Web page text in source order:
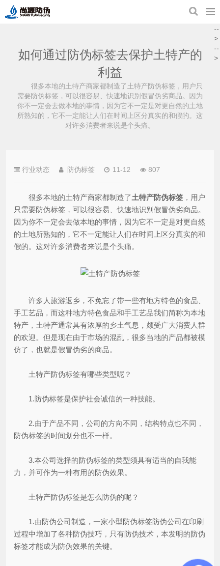
如何通过防伪标签去保护土特产的
利益
很多本地的土特产商家都制造了土特产防伪标签，用户只
需要防伪标签，可以很容易、快速地识别假冒伪劣商品。因为
你不一定会去做本地的事情，因为它不一定是对更自然的土地
所熟知的，它不一定能让人们在时间上区分真实的和假的。这
对许多消费者来说是个头痛。
行业动态 防伪标签 11-12 807
很多本地的土特产商家都制造了土特产防伪标签 ，用户
只需要防伪标签，可以很容易、快速地识别假冒伪劣商品。
因为你不一定会去做本地的事情，因为它不一定是对更自然
的土地所熟知的，它不一定能让人们在时间上区分真实的和
假的。这对许多消费者来说是个头痛。
许多人旅游返乡，不免忘了带一些有地方特色的食品、
手工艺品，而这种地方特色食品和手工艺品我们简称为本地
特产，土特产通常具有浓厚的乡土气息，颇受广大消费人群
的欢迎。但是现在由于市场的混乱，很多当地的产品都被模
仿了，也就是假冒伪劣的商品。
土特产防伪标签有哪些类型呢？
1.防伪标签是保护社会诚信的一种技能。
2.由于产品不同，公司的方向不同，结构特点也不同，
防伪标签的时间划分也不一样。
3.本公司选择的防伪标签的类型须具有适当的自我能
力，并可作为一种有用的防伪效果。
土特产防伪标签是怎么防伪的呢？
1.由防伪公司制造，一家小型防伪标签防伪公司在印刷
过程中增加了各种防伪技巧，只有防伪技术，本发明的防伪
标签才能成为防伪效果的关键。
--
>
--
>